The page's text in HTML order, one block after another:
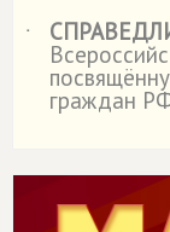
˙
граждан